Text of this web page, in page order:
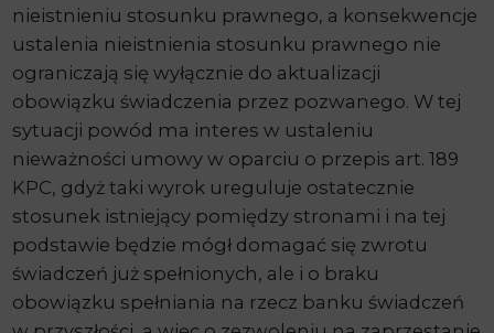
nieistnieniu stosunku prawnego, a konsekwencje
ustalenia nieistnienia stosunku prawnego nie
ograniczają się wyłącznie do aktualizacji
obowiązku świadczenia przez pozwanego. W tej
sytuacji powód ma interes w ustaleniu
nieważności umowy w oparciu o przepis art. 189
KPC, gdyż taki wyrok ureguluje ostatecznie
stosunek istniejący pomiędzy stronami i na tej
podstawie będzie mógł domagać się zwrotu
świadczeń już spełnionych, ale i o braku
obowiązku spełniania na rzecz banku świadczeń